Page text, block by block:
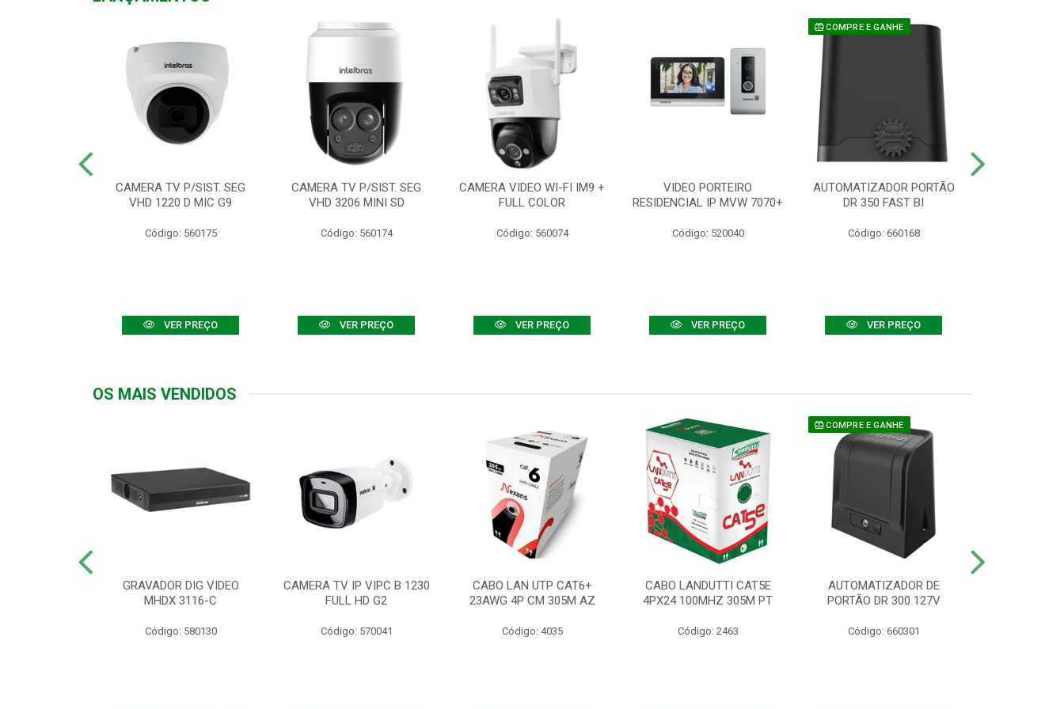
CAMERA TV P/SIST. SEG
VHD 1220 D MIC G9
Código: 560175
VER PREÇO
CAMERA TV P/SIST. SEG
VHD 3206 MINI SD
Código: 560174
VER PREÇO
CAMERA VIDEO WI-FI IM9 +
FULL COLOR
Código: 560074
VER PREÇO
VIDEO PORTEIRO
RESIDENCIAL IP MVW 7070+
Código: 520040
VER PREÇO
COMPRE E GANHE
AUTOMATIZADOR PORTÃO
DR 350 FAST BI
Código: 660168
VER PREÇO
OS MAIS VENDIDOS
GRAVADOR DIG VIDEO
MHDX 3116-C
Código: 580130
CAMERA TV IP VIPC B 1230
FULL HD G2
Código: 570041
CABO LAN UTP CAT6+
23AWG 4P CM 305M AZ
Código: 4035
CABO LANDUTTI CAT5E
4PX24 100MHZ 305M PT
Código: 2463
COMPRE E GANHE
AUTOMATIZADOR DE
PORTÃO DR 300 127V
Código: 660301